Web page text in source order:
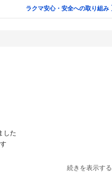
ラクマ安心・安全への取り組み
した
続きを表示する